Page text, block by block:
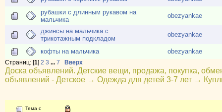
рубашки с длинным рукавом на
мальчика
obezyankae
джинсы на мальчика с
трикотажным подкладом
obezyankae
кофты на мальчика obezyankae
Страниц: [1] 2 3 ... 7 Вверх
Доска объявлений. Детские вещи, продажа, покупка,
объявлений - Детское→ Одежда для детей 3-7 лет→
Тема с